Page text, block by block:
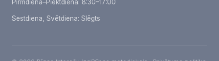
Pirmdiena–Piektdiena: 8:30–17:00
Sestdiena, Svētdiena: Slēgts